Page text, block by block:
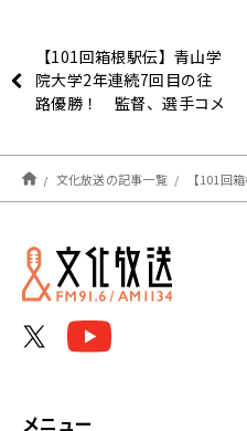
【101回箱根駅伝】青山学
院大学2年連続7回目の往
路優勝！ 監督、選手コメ
文化放送の記事一覧 【101回箱
メニュー